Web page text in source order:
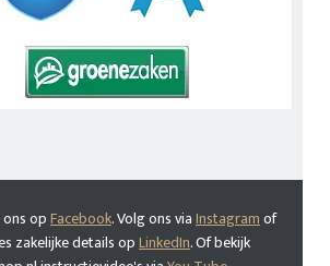
ons opFacebook. Volg ons viaInstagramof
zakelijke details opLinkedIn. Of bekijk